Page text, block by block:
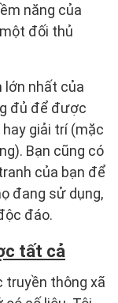
năng của
đối thủ
lớn nhất của
đủ để được
giải trí (mặc
Bạn cũng có
của bạn để
đang sử dụng,
đáo.
tất cả
truyền thông xã